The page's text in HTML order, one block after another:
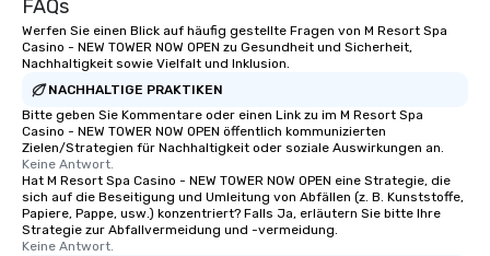
FAQs
Werfen Sie einen Blick auf häufig gestellte Fragen von M Resort Spa
Casino - NEW TOWER NOW OPEN zu Gesundheit und Sicherheit,
Nachhaltigkeit sowie Vielfalt und Inklusion.
NACHHALTIGE PRAKTIKEN
Bitte geben Sie Kommentare oder einen Link zu im M Resort Spa
Casino - NEW TOWER NOW OPEN öffentlich kommunizierten
Zielen/Strategien für Nachhaltigkeit oder soziale Auswirkungen an.
Keine Antwort.
Hat M Resort Spa Casino - NEW TOWER NOW OPEN eine Strategie, die
sich auf die Beseitigung und Umleitung von Abfällen (z. B. Kunststoffe,
Papiere, Pappe, usw.) konzentriert? Falls Ja, erläutern Sie bitte Ihre
Strategie zur Abfallvermeidung und -vermeidung.
Keine Antwort.